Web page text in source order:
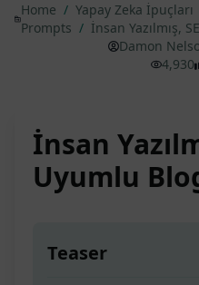
Home / Yapay Zeka İpuçları
Prompts / İnsan Yazılmış,
Damon
4,930
İnsan
Uyumlu
Teaser